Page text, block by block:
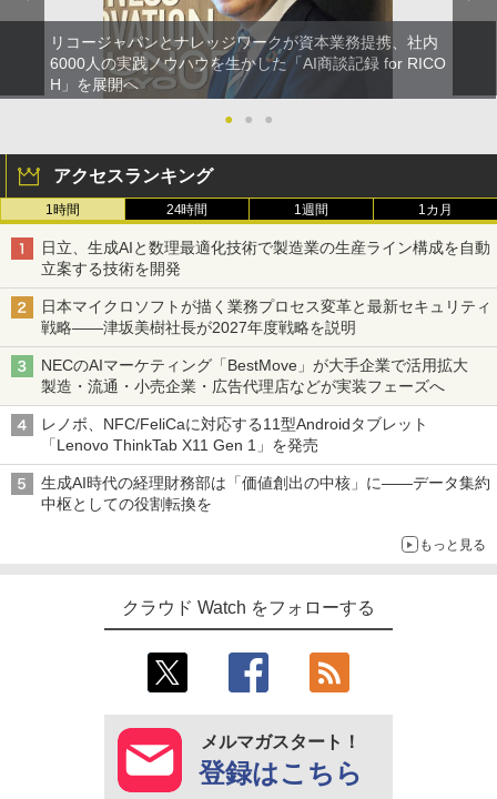
リコージャパンとナレッジワークが資本業務提携、社内
6000人の実践ノウハウを生かした「AI商談記録 for RICO
H」を展開へ
●
● ●
アクセスランキング
1時間 24時間 1週間 1カ月
日立、生成AIと数理最適化技術で製造業の生産ライン構成を自動
立案する技術を開発
日本マイクロソフトが描く業務プロセス変革と最新セキュリティ
戦略――津坂美樹社長が2027年度戦略を説明
NECのAIマーケティング「BestMove」が大手企業で活用拡大
製造・流通・小売企業・広告代理店などが実装フェーズへ
レノボ、NFC/FeliCaに対応する11型Androidタブレット
「Lenovo ThinkTab X11 Gen 1」を発売
生成AI時代の経理財務部は「価値創出の中核」に――データ集約
中枢としての役割転換を
もっと見る
クラウド Watch をフォローする
メルマガスタート！
登録はこちら